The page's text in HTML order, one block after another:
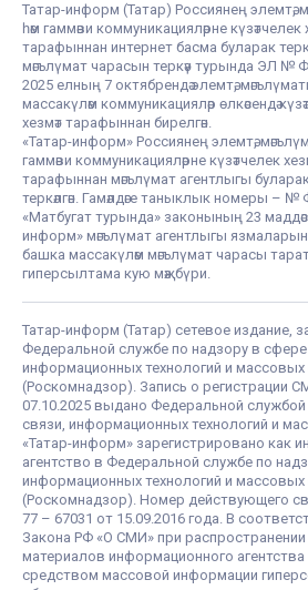
Татар-информ (Татар) Россиянең элемтә,
һәм гаммәви коммуникацияләрне
тарафыннан интернет басма буларак
мәгълүмат чарасын теркәү турында ЭЛ №
2025 елның 7 октябрендә элемтә,
массакүләм коммуникацияләр өлкәсендә
хезмәт тарафыннан бирелгән.
«Татар-информ» Россиянең элемтә,
гаммәви коммуникацияләрне күзәтчелек
тарафыннан мәгълүмат агентлыгы
теркәлгән. Гамәлдәге таныклык номеры –
«Матбугат турында» законының 23
информ» мәгълүмат агентлыгы
башка массакүләм мәгълүмат чарасы
гиперсылтама кую мәҗбүри.
Татар-информ (Татар) сетевое издание,
Федеральной службе по надзору в сфере
информационных технологий и массовых
(Роскомнадзор). Запись о регистрации
07.10.2025 выдано Федеральной
связи, информационных технологий и
«Татар-информ» зарегистрировано как
агентство в Федеральной службе по
информационных технологий и массовых
(Роскомнадзор). Номер действующего
77 – 67031 от 15.09.2016 года. В
Закона РФ «О СМИ» при
материалов информационного
средством массовой информации